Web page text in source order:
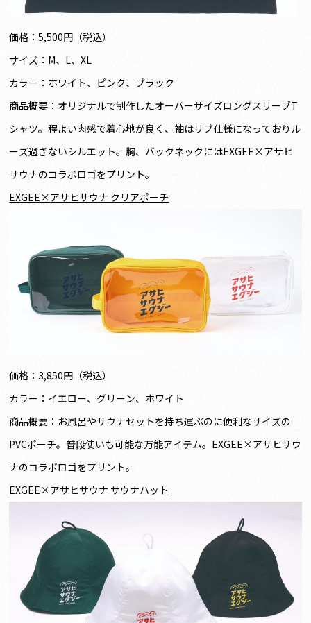
価格：5,500円（税込）
サイズ：M、L、XL
カラー：ホワイト、ピンク、ブラック
商品概要：オリジナルで制作したオーバーサイズロングスリーブT
シャツ。程よい肉感で着心地が良く、袖はリブ仕様になっておりル
ーズ過ぎないシルエット。胸、バックネックにはEXGEE×アサヒ
サウナのコラボロゴをプリント。
EXGEE×アサヒサウナ クリアポーチ
価格：3,850円（税込）
カラー：イエロー、グリーン、ホワイト
商品概要：お風呂やサウナセットを持ち運ぶのに便利なサイズの
PVCポーチ。普段使いも可能な万能アイテム。EXGEE×アサヒサウ
ナのコラボロゴをプリント。
EXGEE×アサヒサウナ サウナハット